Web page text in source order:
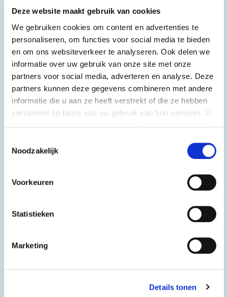
Deze website maakt gebruik van cookies
We gebruiken cookies om content en advertenties te
personaliseren, om functies voor social media te bieden
en om ons websiteverkeer te analyseren. Ook delen we
informatie over uw gebruik van onze site met onze
partners voor social media, adverteren en analyse. Deze
partners kunnen deze gegevens combineren met andere
informatie die u aan ze heeft verstrekt of die ze hebben
verzameld op basis van uw gebruik van hun services. U
Noodzakelijk
Voorkeuren
Statistieken
Marketing
Details tonen
Harde Italiaanse